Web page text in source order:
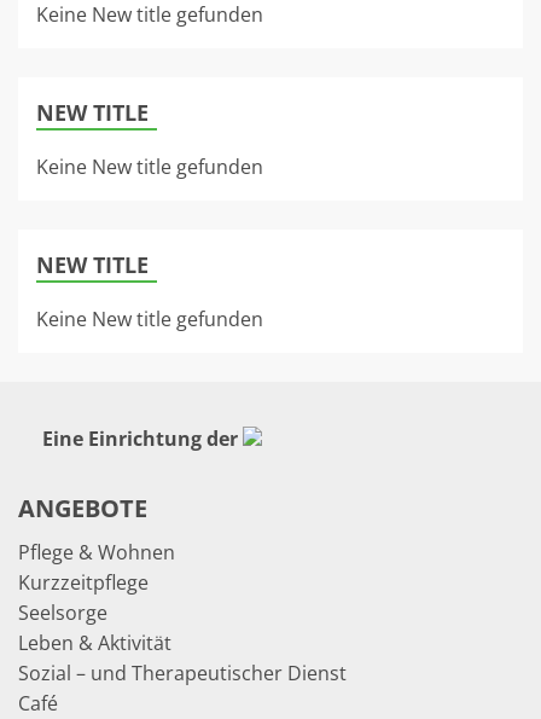
Keine New title gefunden
NEW TITLE
Keine New title gefunden
NEW TITLE
Keine New title gefunden
Eine Einrichtung der
ANGEBOTE
Pflege & Wohnen
Kurzzeitpflege
Seelsorge
Leben & Aktivität
Sozial – und Therapeutischer Dienst
Café